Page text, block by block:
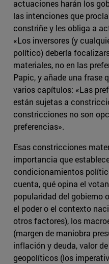
actuaciones harán los
las intenciones que
constriñe y les obliga a
«Los inversores (y
político) debería
materiales, no en las
Papic, y añade una frase
varios capítulos: «Las
están sujetas a
constricciones no son
preferencias».
Esas constricciones
importancia que
condicionamientos
cuenta, qué opina el
popularidad del gobierno
el poder o el contexto
otros factores), los
(margen de maniobra
inflación y deuda, valor
geopolíticos (los